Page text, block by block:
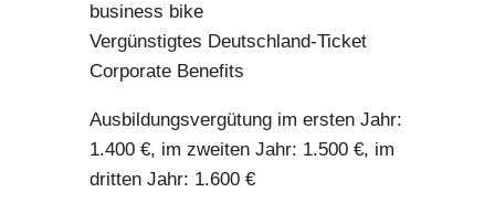
business bike
Vergünstigtes Deutschland-Ticket
Corporate Benefits
Ausbildungsvergütung im ersten Jahr:
1.400 €, im zweiten Jahr: 1.500 €, im
dritten Jahr: 1.600 €